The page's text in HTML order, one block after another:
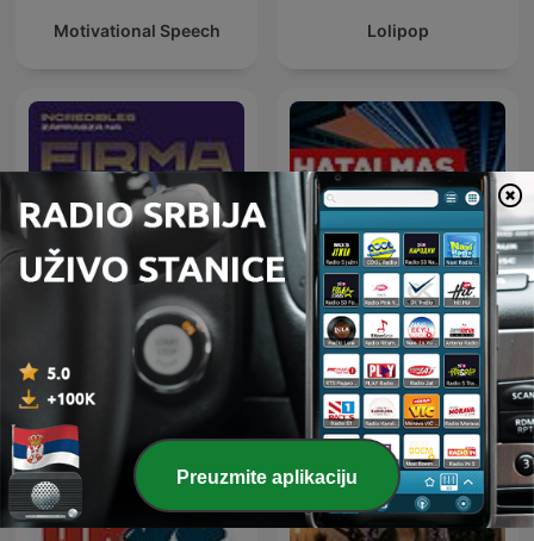
Motivational Speech Lolipop
Firmament – wspólny
projekt programu
InCredibles Sebastiana
Kulczyka i Radia 357
Hatalmas Arcok
Preuzmite aplikaciju